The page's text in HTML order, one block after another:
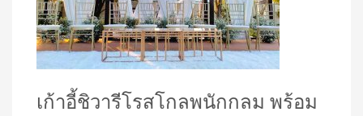
เก้าอี้ชิวารีโรสโกลพนักกลม พร้อม